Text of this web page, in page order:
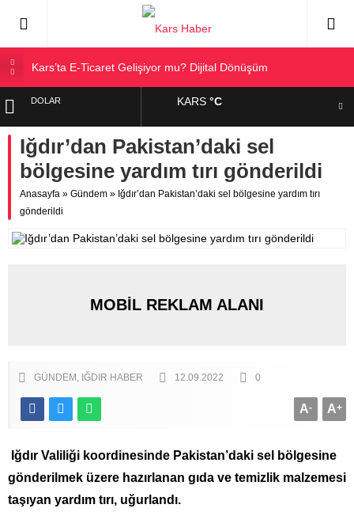
Kars’ta E-Ticaret Gelişiyor mu? Dijital Dönüşüm
Kars Halkı Yeni Parti Hakkında Ne Düşünüyor?
Sarıkamış’a Bağlı Köyler ve Yaygın Soyadları
Kağızman Köyleri ve En Çok Kullanılan Soyadları | Kars
Haber
DOLAR
EURO
ALTIN
KARS°C
Iğdır’dan Pakistan’daki sel
bölgesine yardım tırı gönderildi
Anasayfa » Gündem » Iğdır’dan Pakistan’daki sel bölgesine yardım tırı
gönderildi
MOBİL REKLAM ALANI
GÜNDEM IĞDIR HABER 12.09.2022 0
A+
A-
Iğdır Valiliği koordinesinde Pakistan’daki sel bölgesine
gönderilmek üzere hazırlanan gıda ve temizlik malzemesi
taşıyan yardım tırı, uğurlandı.